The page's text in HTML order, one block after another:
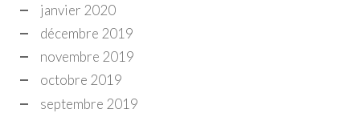
janvier 2020
décembre 2019
novembre 2019
octobre 2019
septembre 2019